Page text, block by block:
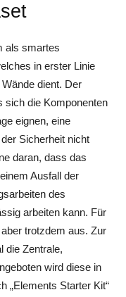
als smartes
in erster Linie
dient. Der
sich die Komponenten
eignen, eine
Sicherheit nicht
daran, dass das
Ausfall der
des
arbeiten kann. Für
trotzdem aus. Zur
die Zentrale,
wird diese in
„Elements Starter Kit“